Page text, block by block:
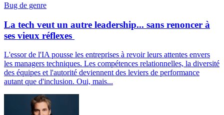
Bug de genre
La tech veut un autre leadership... sans renoncer à
ses vieux réflexes
L'essor de l'IA pousse les entreprises à revoir leurs attentes envers
les managers techniques. Les compétences relationnelles, la diversité
des équipes et l'autorité deviennent des leviers de performance
autant que d'inclusion. Oui, mais...